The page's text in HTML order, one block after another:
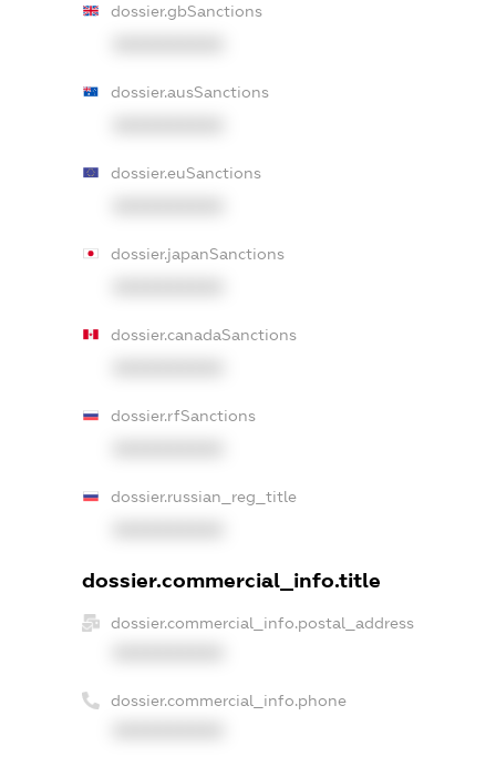
dossier.gbSanctions
dossier.ausSanctions
dossier.euSanctions
dossier.japanSanctions
dossier.canadaSanctions
dossier.rfSanctions
dossier.russian_reg_title
dossier.commercial_info.title
dossier.commercial_info.postal_address
dossier.commercial_info.phone